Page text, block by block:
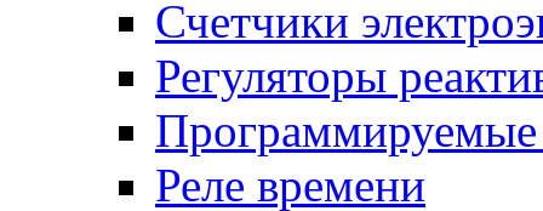
Счетчики
Регуляторы
Программируемые
Реле времени